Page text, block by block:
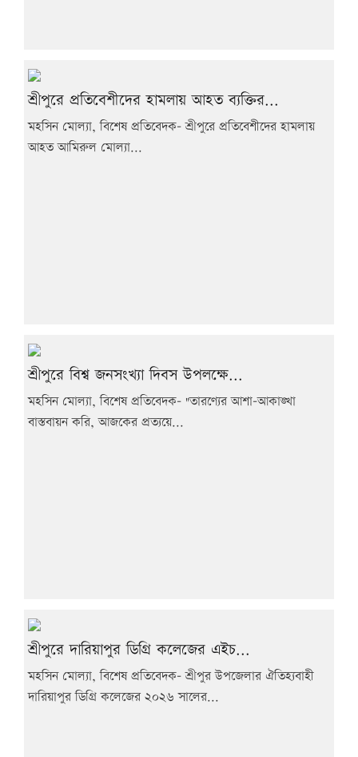
শ্রীপুরে প্রতিবেশীদের হামলায় আহত ব্যক্তির...
মহসিন মোল্যা, বিশেষ প্রতিবেদক- শ্রীপুরে প্রতিবেশীদের হামলায়
আহত আমিরুল মোল্যা...
শ্রীপুরে বিশ্ব জনসংখ্যা দিবস উপলক্ষে...
মহসিন মোল্যা, বিশেষ প্রতিবেদক- "তারণ্যের আশা-আকাঙ্খা
বাস্তবায়ন করি, আজকের প্রত্যয়ে...
শ্রীপুরে দারিয়াপুর ডিগ্রি কলেজের এইচ...
মহসিন মোল্যা, বিশেষ প্রতিবেদক- শ্রীপুর উপজেলার ঐতিহ্যবাহী
দারিয়াপুর ডিগ্রি কলেজের ২০২৬ সালের...